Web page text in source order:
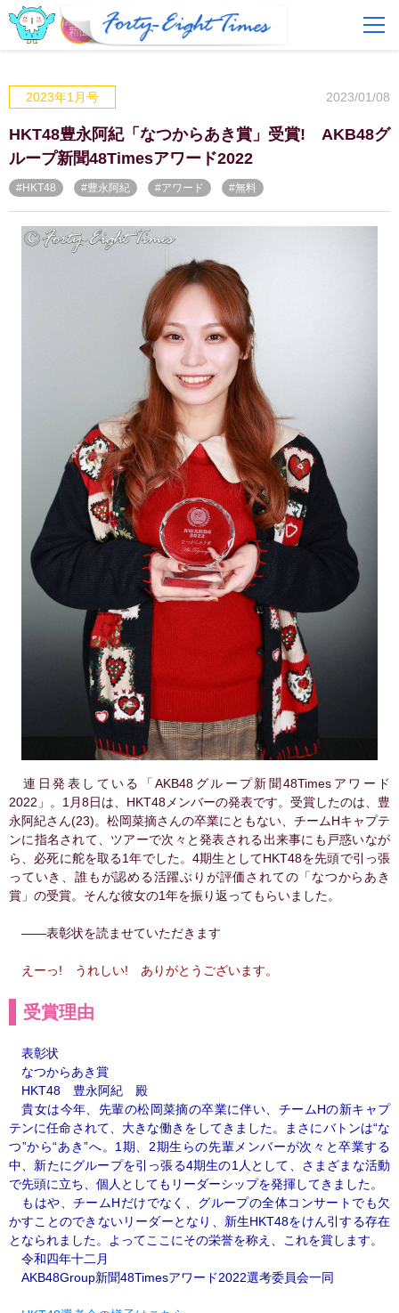
FAQ
ログイン 会員登録
2023年1月号 2023/01/08
HKT48豊永阿紀「なつからあき賞」受賞! AKB48グ
ループ新聞48Timesアワード2022
#HKT48 #豊永阿紀 #アワード #無料
連日発表している「AKB48グループ新聞48Timesアワード
2022」。1月8日は、HKT48メンバーの発表です。受賞したのは、豊
永阿紀さん(23)。松岡菜摘さんの卒業にともない、チームHキャプテ
ンに指名されて、ツアーで次々と発表される出来事にも戸惑いなが
ら、必死に舵を取る1年でした。4期生としてHKT48を先頭で引っ張
っていき、誰もが認める活躍ぶりが評価されての「なつからあき
賞」の受賞。そんな彼女の1年を振り返ってもらいました。
――表彰状を読ませていただきます
えーっ! うれしい! ありがとうございます。
受賞理由
表彰状
なつからあき賞
HKT48 豊永阿紀 殿
貴女は今年、先輩の松岡菜摘の卒業に伴い、チームHの新キャプ
テンに任命されて、大きな働きをしてきました。まさにバトンは“な
つ”から“あき”へ。1期、2期生らの先輩メンバーが次々と卒業する
中、新たにグループを引っ張る4期生の1人として、さまざまな活動
で先頭に立ち、個人としてもリーダーシップを発揮してきました。
もはや、チームHだけでなく、グループの全体コンサートでも欠
かすことのできないリーダーとなり、新生HKT48をけん引する存在
となられました。よってここにその栄誉を称え、これを賞します。
令和四年十二月
AKB48Group新聞48Timesアワード2022選考委員会一同